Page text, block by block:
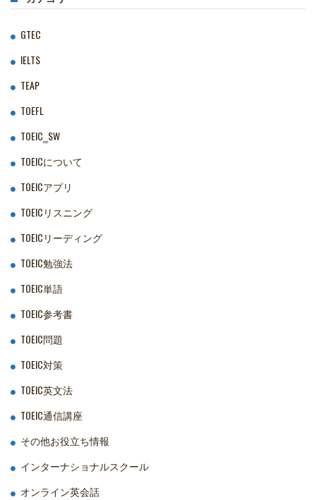
GTEC
IELTS
TEAP
TOEFL
TOEIC‗SW
TOEICについて
TOEICアプリ
TOEICリスニング
TOEICリーディング
TOEIC勉強法
TOEIC単語
TOEIC参考書
TOEIC問題
TOEIC対策
TOEIC英文法
TOEIC通信講座
その他お役立ち情報
インターナショナルスクール
オンライン英会話